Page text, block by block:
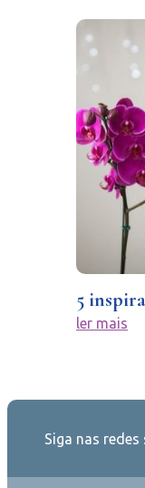
5
ler mais
Siga nas redes